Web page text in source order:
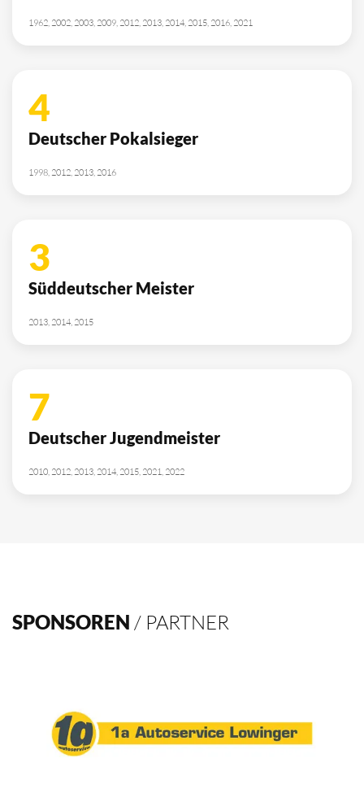
1962, 2002, 2003, 2009, 2012, 2013, 2014, 2015, 2016, 2021
4
Deutscher Pokalsieger
1998, 2012, 2013, 2016
3
Süddeutscher Meister
2013, 2014, 2015
7
Deutscher Jugendmeister
2010, 2012, 2013, 2014, 2015, 2021, 2022
SPONSOREN / PARTNER